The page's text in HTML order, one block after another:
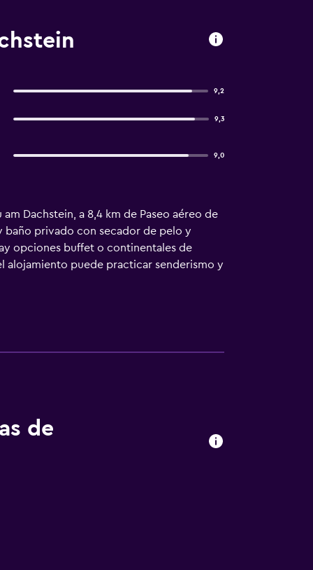
9,2
9,3
9,0
Dachstein, a 8,4 km de Paseo aéreo de
baño privado con secador de pelo y
opciones buffet o continentales de
alojamiento puede practicar senderismo y
de